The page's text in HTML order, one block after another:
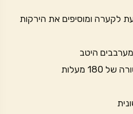
לקערה ומוסיפים את הירקות
היטב
מעלות